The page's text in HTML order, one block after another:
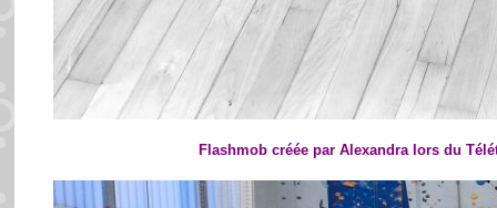
Flashmob créée par Alexandra lors du